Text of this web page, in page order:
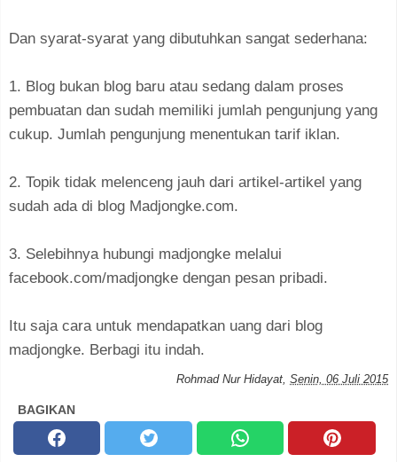
Dan syarat-syarat yang dibutuhkan sangat sederhana:
1. Blog bukan blog baru atau sedang dalam proses
pembuatan dan sudah memiliki jumlah pengunjung yang
cukup. Jumlah pengunjung menentukan tarif iklan.
2. Topik tidak melenceng jauh dari artikel-artikel yang
sudah ada di blog Madjongke.com.
3. Selebihnya hubungi madjongke melalui
facebook.com/madjongke dengan pesan pribadi.
Itu saja cara untuk mendapatkan uang dari blog
madjongke. Berbagi itu indah.
Rohmad Nur Hidayat, Senin, 06 Juli 2015
BAGIKAN